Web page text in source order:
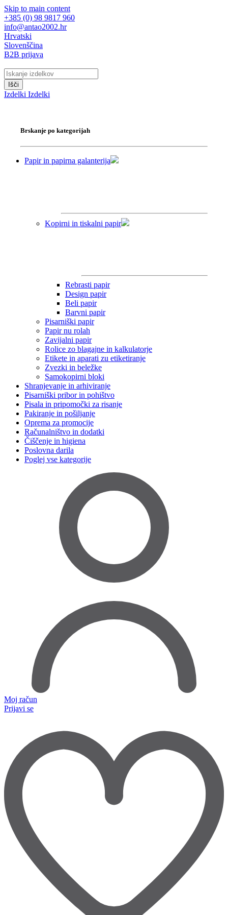
Skip to main content
+385 (0) 98 9817 960
info@antao2002.hr
Hrvatski
Slovenščina
B2B prijava
Išči
Izdelki Izdelki
Brskanje po kategorijah
Papir in papirna galanterija
Kopirni in tiskalni papir
Rebrasti papir
Design papir
Beli papir
Barvni papir
Pisarniški papir
Papir nu rolah
Zavijalni papir
Rolice zo blagajne in kalkulatorje
Etikete in aparati zu etiketiranje
Zvezki in beležke
Samokopirni bloki
Shranjevanje in arhiviranje
Pisarniški pribor in pohištvo
Pisala in pripomočki za risanje
Pakiranje in pošiljanje
Oprema za promocije
Računalništvo in dodatki
Čiščenje in higiena
Poslovna darila
Poglej vse kategorije
Moj račun
Prijavi se